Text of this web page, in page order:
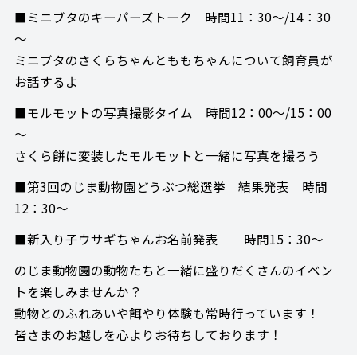
■ミニブタのキーパーズトーク 時間11：30～/14：30
～
ミニブタのさくらちゃんとももちゃんについて飼育員が
お話するよ
■モルモットの写真撮影タイム 時間12：00～/15：00
～
さくら餅に変装したモルモットと一緒に写真を撮ろう
■第3回のじま動物園どうぶつ総選挙 結果発表 時間
12：30～
■新入り子ウサギちゃんお名前発表 時間15：30～
のじま動物園の動物たちと一緒に盛りだくさんのイベン
トを楽しみませんか？
動物とのふれあいや餌やり体験も常時行っています！
皆さまのお越しを心よりお待ちしております！